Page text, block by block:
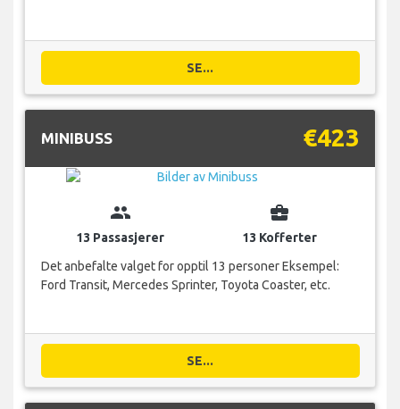
SE...
MINIBUSS €423
group
13 Passasjerer
business_center
13 Kofferter
Det anbefalte valget for opptil 13 personer Eksempel:
Ford Transit, Mercedes Sprinter, Toyota Coaster, etc.
SE...